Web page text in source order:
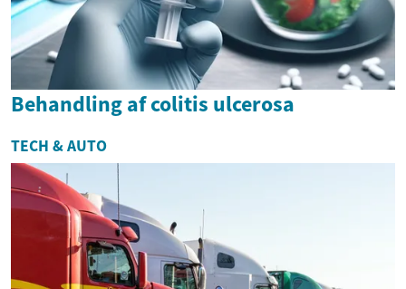
Behandling af colitis ulcerosa
TECH & AUTO